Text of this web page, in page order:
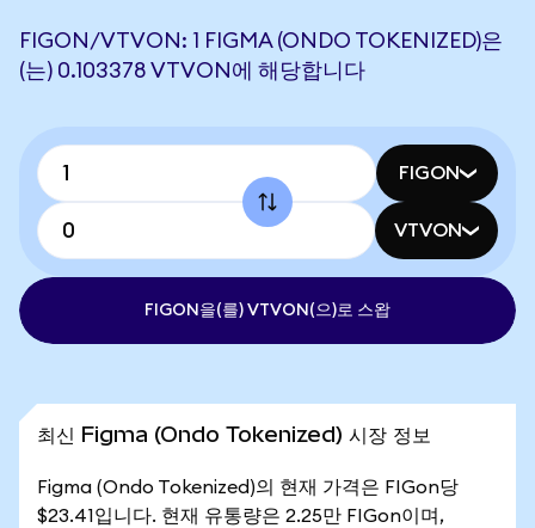
FIGON/VTVON: 1 FIGMA (ONDO TOKENIZED)은
(는) 0.103378 VTVON에 해당합니다
FIGON
VTVON
FIGON을(를) VTVON(으)로 스왑
최신 Figma (Ondo Tokenized) 시장 정보
Figma (Ondo Tokenized)의 현재 가격은 FIGon당
$23.41입니다. 현재 유통량은 2.25만 FIGon이며,